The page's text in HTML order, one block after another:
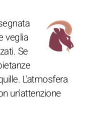
veglia
Se
L'atmosfera
un'attenzione